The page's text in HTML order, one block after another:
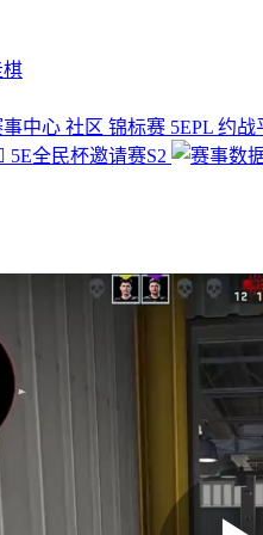
棋
事中心 社区 锦标赛 5EPL 约战
5E全民杯邀请赛S2